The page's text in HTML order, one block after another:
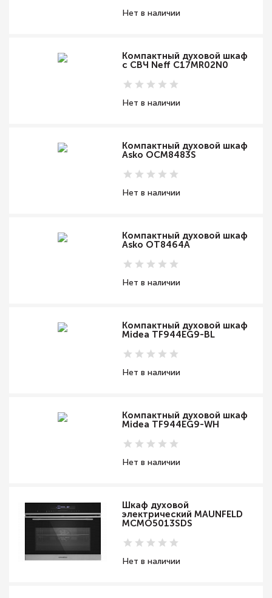
Нет в наличии
Компактный духовой шкаф
с СВЧ Neff C17MR02N0
Нет в наличии
Компактный духовой шкаф
Asko OCM8483S
Нет в наличии
Компактный духовой шкаф
Asko OT8464A
Нет в наличии
Компактный духовой шкаф
Midea TF944EG9-BL
Нет в наличии
Компактный духовой шкаф
Midea TF944EG9-WH
Нет в наличии
Шкаф духовой
электрический MAUNFELD
MCMO5013SDS
Нет в наличии